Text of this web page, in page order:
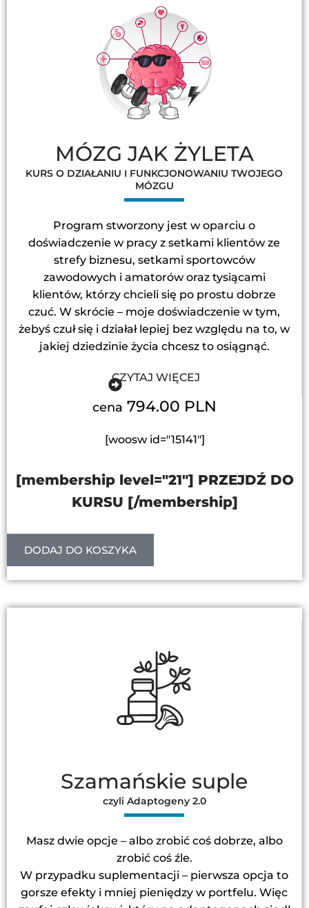
MÓZG JAK ŻYLETA
KURS O DZIAŁANIU I FUNKCJONOWANIU TWOJEGO
MÓZGU
Program stworzony jest w oparciu o
doświadczenie w pracy z setkami klientów ze
strefy biznesu, setkami sportowców
zawodowych i amatorów oraz tysiącami
klientów, którzy chcieli się po prostu dobrze
czuć. W skrócie – moje doświadczenie w tym,
żebyś czuł się i działał lepiej bez względu na to, w
jakiej dziedzinie życia chcesz to osiągnąć.
CZYTAJ WIĘCEJ
cena 794.00 PLN
[woosw id="15141"]
[membership level="21"] PRZEJDŹ DO
KURSU [/membership]
DODAJ DO KOSZYKA
Szamańskie suple
czyli Adaptogeny 2.0
Masz dwie opcje – albo zrobić coś dobrze, albo
zrobić coś źle.
W przypadku suplementacji – pierwsza opcja to
gorsze efekty i mniej pieniędzy w portfelu. Więc